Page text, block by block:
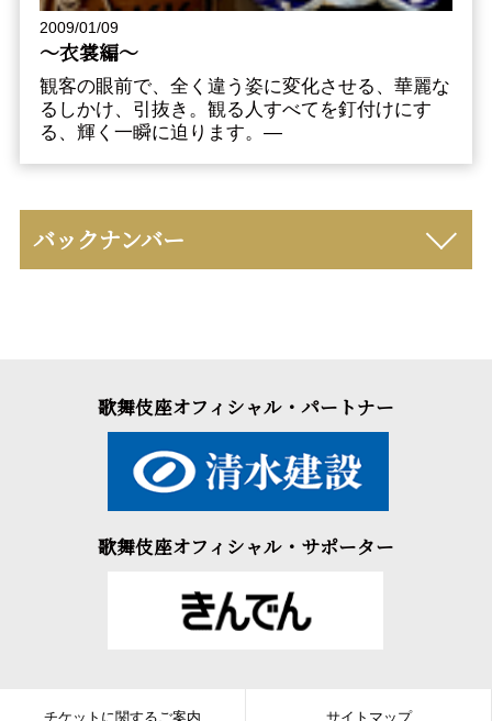
2009/01/09
～衣裳編～
観客の眼前で、全く違う姿に変化させる、華麗な
るしかけ、引抜き。観る人すべてを釘付けにす
る、輝く一瞬に迫ります。—
バックナンバー
歌舞伎座オフィシャル・パートナー
歌舞伎座オフィシャル・サポーター
チケットに関するご案内 サイトマップ